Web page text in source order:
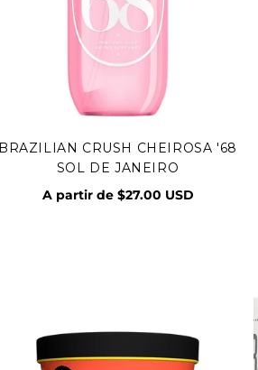
Vista rápida
BRAZILIAN CRUSH CHEIROSA '68
SOL DE JANEIRO
A partir de $27.00 USD